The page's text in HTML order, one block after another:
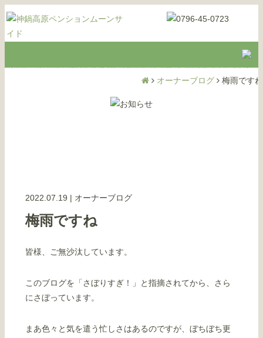
オーナーブログ 梅雨ですね
2022.07.19 | オーナーブログ
梅雨ですね
皆様、ご無沙汰しています。
このブログを「さぼりすぎ！」と指摘されてから、さら
にさぼっています。
まあ色々と気を遣う忙しさはあるのですが、ぼちぼち更